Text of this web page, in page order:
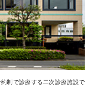
約制で診療する二次診療施設で